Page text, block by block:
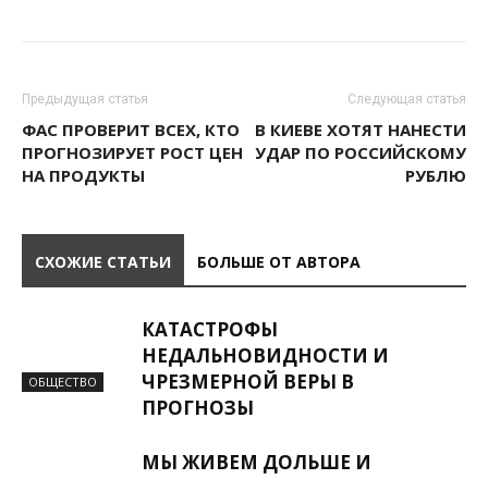
Предыдущая статья
ФАС ПРОВЕРИТ ВСЕХ, КТО
ПРОГНОЗИРУЕТ РОСТ ЦЕН
НА ПРОДУКТЫ
Следующая статья
В КИЕВЕ ХОТЯТ НАНЕСТИ
УДАР ПО РОССИЙСКОМУ
РУБЛЮ
СХОЖИЕ СТАТЬИ БОЛЬШЕ ОТ АВТОРА
ОБЩЕСТВО
КАТАСТРОФЫ
НЕДАЛЬНОВИДНОСТИ И
ЧРЕЗМЕРНОЙ ВЕРЫ В
ПРОГНОЗЫ
МЫ ЖИВЕМ ДОЛЬШЕ И